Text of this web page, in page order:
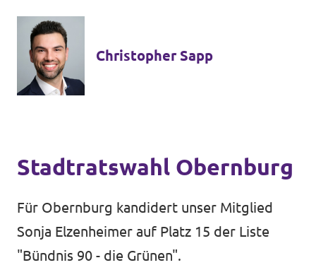
Christopher Sapp
Stadtratswahl Obernburg
Für Obernburg kandidert unser Mitglied
Sonja Elzenheimer auf Platz 15 der Liste
"Bündnis 90 - die Grünen".